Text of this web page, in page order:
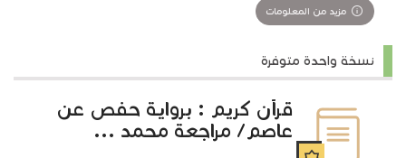
مزيد من المعلومات
نسخة واحدة متوفرة
قرآن كريم : برواية حفص عن
عاصم/ مراجعة محمد ...